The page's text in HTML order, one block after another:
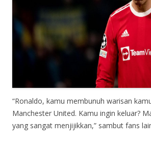
“Ronaldo, kamu membunuh warisan
Manchester United. Kamu ingin keluar?
yang sangat menjijikkan,” sambut fans